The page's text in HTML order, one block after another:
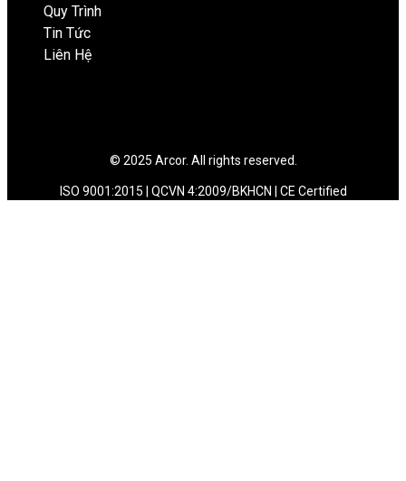
Quy Trình
Tin Tức
Liên Hệ
© 2025 Arcor. All rights reserved.
ISO 9001:2015 | QCVN 4:2009/BKHCN | CE Certified